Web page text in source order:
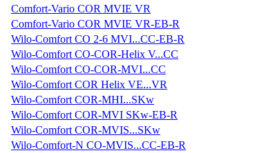
Comfort-Vario COR MVIE VR
Comfort-Vario COR MVIE VR-EB-R
Wilo-Comfort CO 2-6 MVI...CC-EB-R
Wilo-Comfort CO-COR-Helix V...CC
Wilo-Comfort CO-COR-MVI...CC
Wilo-Comfort COR Helix VE...VR
Wilo-Comfort COR-MHI...SKw
Wilo-Comfort COR-MVI SKw-EB-R
Wilo-Comfort COR-MVIS...SKw
Wilo-Comfort-N CO-MVIS...CC-EB-R